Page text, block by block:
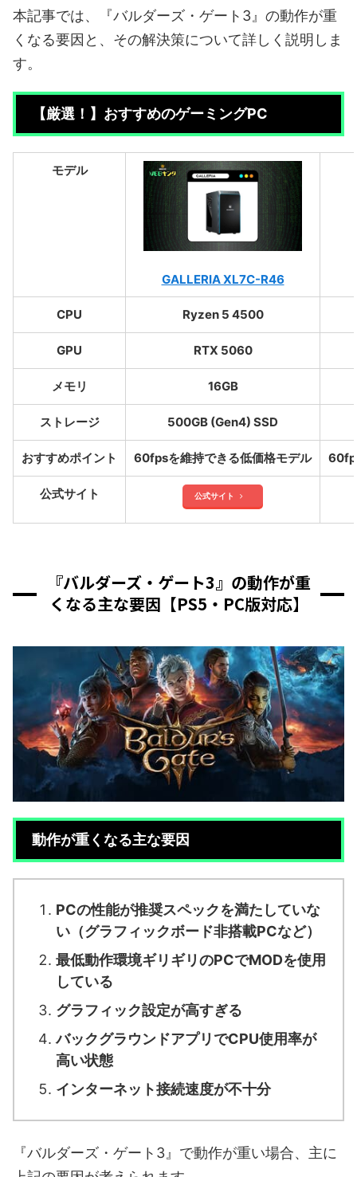
本記事では、『バルダーズ・ゲート3』の動作が重
くなる要因と、その解決策について詳しく説明しま
す。
【厳選！】おすすめのゲーミングPC
モデル
GALLERIA XL7C-R46
CPU Ryzen 5 4500
GPU RTX 5060
メモリ 16GB
ストレージ 500GB (Gen4) SSD
おすすめポイント 60fpsを維持できる低価格モデル
公式サイト 公式サイト
『バルダーズ・ゲート3』の動作が重
くなる主な要因【PS5・PC版対応】
動作が重くなる主な要因
PCの性能が推奨スペックを満たしていな
い（グラフィックボード非搭載PCなど）
最低動作環境ギリギリのPCでMODを使用
している
グラフィック設定が高すぎる
バックグラウンドアプリでCPU使用率が
高い状態
インターネット接続速度が不十分
『バルダーズ・ゲート3』で動作が重い場合、主に